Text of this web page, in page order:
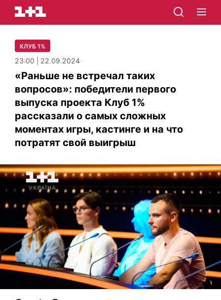
КЛУБ 1%
23:00 | 22.09.2024
«Раньше не встречал таких
вопросов»: победители первого
выпуска проекта Клуб 1%
рассказали о самых сложных
моментах игры, кастинге и на что
потратят свой выигрыш